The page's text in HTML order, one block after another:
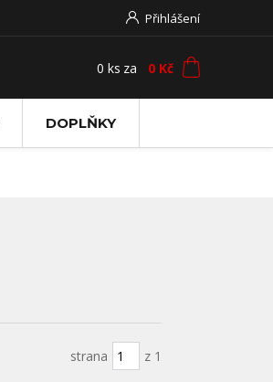
Přihlášení
0 ks za 0 Kč
DOPLŇKY
strana z 1